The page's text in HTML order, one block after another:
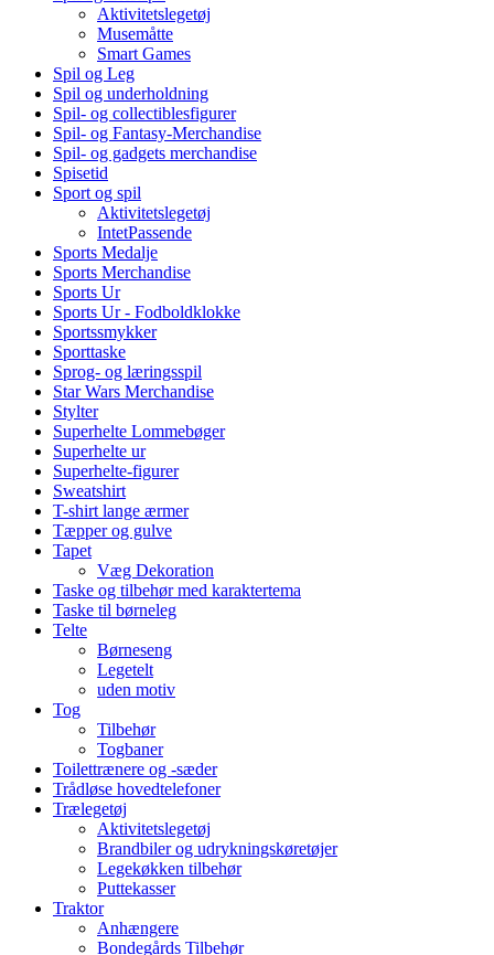
Aktivitetslegetøj
Musemåtte
Smart Games
Spil og Leg
Spil og underholdning
Spil- og collectiblesfigurer
Spil- og Fantasy-Merchandise
Spil- og gadgets merchandise
Spisetid
Sport og spil
Aktivitetslegetøj
IntetPassende
Sports Medalje
Sports Merchandise
Sports Ur
Sports Ur - Fodboldklokke
Sportssmykker
Sporttaske
Sprog- og læringsspil
Star Wars Merchandise
Stylter
Superhelte Lommebøger
Superhelte ur
Superhelte-figurer
Sweatshirt
T-shirt lange ærmer
Tæpper og gulve
Tapet
Væg Dekoration
Taske og tilbehør med karaktertema
Taske til børneleg
Telte
Børneseng
Legetelt
uden motiv
Tog
Tilbehør
Togbaner
Toilettrænere og -sæder
Trådløse hovedtelefoner
Trælegetøj
Aktivitetslegetøj
Brandbiler og udrykningskøretøjer
Legekøkken tilbehør
Puttekasser
Traktor
Anhængere
Bondegårds Tilbehør